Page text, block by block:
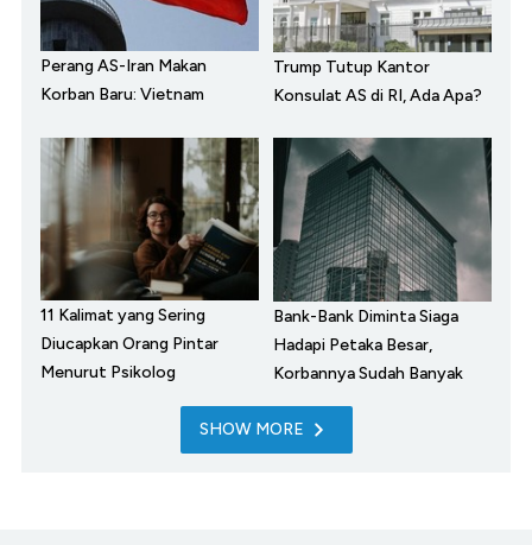
Perang AS-Iran Makan
Korban Baru: Vietnam
Trump Tutup Kantor
Konsulat AS di RI, Ada Apa?
11 Kalimat yang Sering
Diucapkan Orang Pintar
Menurut Psikolog
Bank-Bank Diminta Siaga
Hadapi Petaka Besar,
Korbannya Sudah Banyak
SHOW MORE